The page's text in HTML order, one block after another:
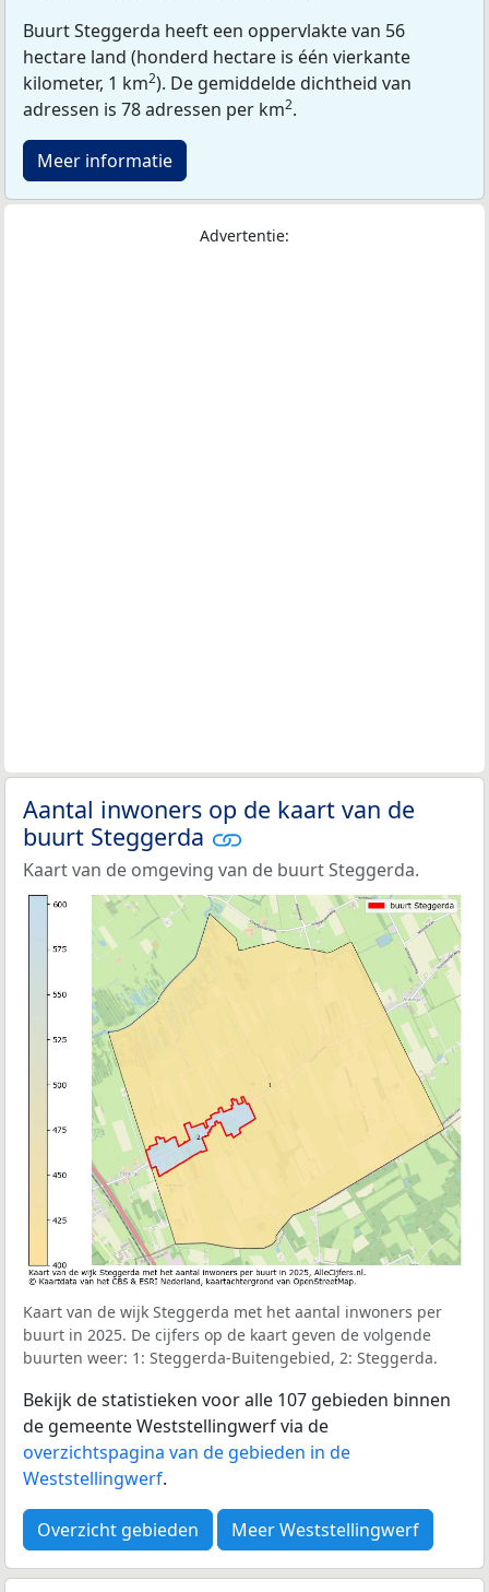
Buurt Steggerda heeft een oppervlakte van 56
hectare land (honderd hectare is één vierkante
kilometer, 1 km2). De gemiddelde dichtheid van
adressen is 78 adressen per km2.
Meer informatie
Advertentie:
Aantal inwoners op de kaart van de
buurt Steggerda
Kaart van de omgeving van de buurt Steggerda.
Kaart van de wijk Steggerda met het aantal inwoners per
buurt in 2025. De cijfers op de kaart geven de volgende
buurten weer: 1: Steggerda-Buitengebied, 2: Steggerda.
Bekijk de statistieken voor alle 107 gebieden binnen
de gemeente Weststellingwerf via de
overzichtspagina van de gebieden in de
Weststellingwerf.
Overzicht gebieden Meer Weststellingwerf